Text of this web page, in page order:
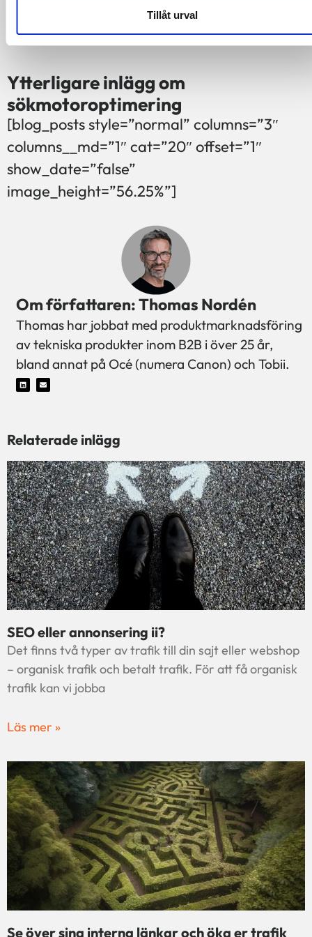
Tillåt urval
sör att förbättra er placering i Googles
sökresultat.
Ytterligare inlägg om
sökmotoroptimering
[blog_posts style=”normal” columns=”3″
columns__md=”1″ cat=”20″ offset=”1″
show_date=”false”
image_height=”56.25%”]
Om författaren: Thomas Nordén
Thomas har jobbat med produktmarknadsföring
av tekniska produkter inom B2B i över 25 år,
bland annat på Océ (numera Canon) och Tobii.
Relaterade inlägg
SEO eller annonsering ii?
Det finns två typer av trafik till din sajt eller webshop
– organisk trafik och betalt trafik. För att få organisk
trafik kan vi jobba
Läs mer »
Se över sina interna länkar och öka er trafik